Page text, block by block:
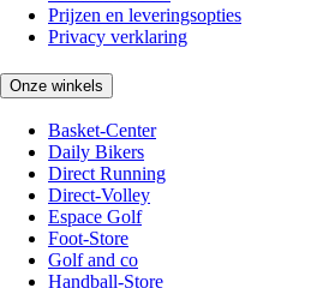
Prijzen en leveringsopties
Privacy verklaring
Onze winkels
Basket-Center
Daily Bikers
Direct Running
Direct-Volley
Espace Golf
Foot-Store
Golf and co
Handball-Store